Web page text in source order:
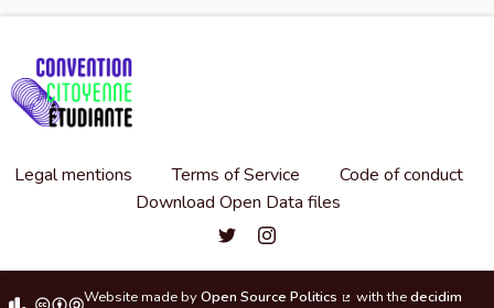
Legal mentions Terms of Service
Code of conduct
Download Open Data files
Convention citoyenne étudiante
Convention citoyenne
Website made byOpen Source Politics with thedecidim